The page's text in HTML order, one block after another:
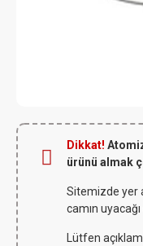
Dikkat!
ürünü almak
Sitemizde yer
camın
Lütfen